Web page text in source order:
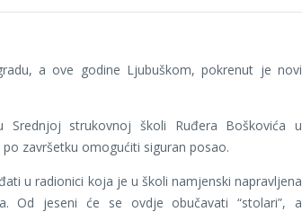
a ove godine Ljubuškom, pokrenut je novi
Srednjoj strukovnoj školi Ruđera Boškovića u
završetku omogućiti siguran posao.
u radionici koja je u školi namjenski napravljena
Od jeseni će se ovdje obučavati “stolari”, a